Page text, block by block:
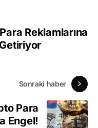
Reklamlarına
Sonraki haber
Para
Engel!